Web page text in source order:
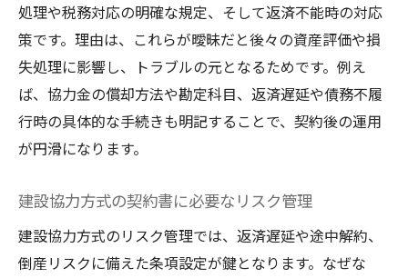
処理や税務対応の明確な規定、そして返済不能時の対応
策です。理由は、これらが曖昧だと後々の資産評価や損
失処理に影響し、トラブルの元となるためです。例え
ば、協力金の償却方法や勘定科目、返済遅延や債務不履
行時の具体的な手続きも明記することで、契約後の運用
が円滑になります。
建設協力方式の契約書に必要なリスク管理
建設協力方式のリスク管理では、返済遅延や途中解約、
倒産リスクに備えた条項設定が鍵となります。なぜな